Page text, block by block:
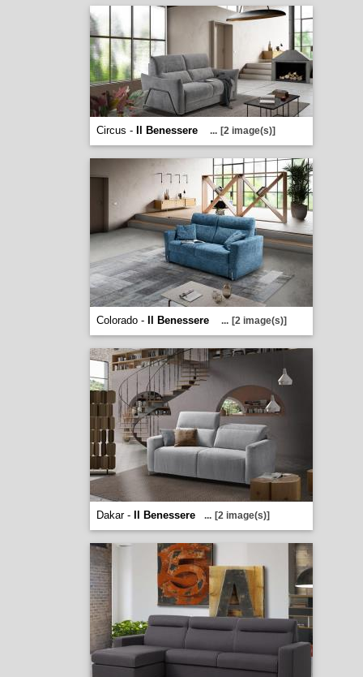
Circus - Il Benessere ... [2 image(s)]
Colorado - Il Benessere ... [2 image(s)]
Dakar - Il Benessere ... [2 image(s)]